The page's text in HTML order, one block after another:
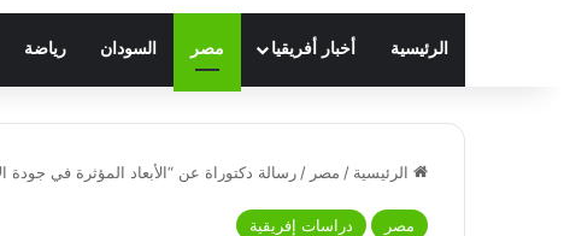
الرئيسية أخبار أفريقيا مصر السودان رياضة
الرئيسية / مصر / رسالة دكتوراة عن “الأبعاد المؤثرة في جودة
مصر دراسات إفريقية